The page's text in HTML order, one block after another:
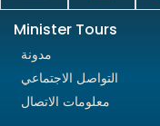
Minister Tours
مدونة
التواصل الاجتماعي
معلومات الاتصال